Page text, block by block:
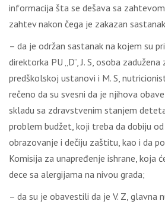
informacija šta se dešava sa
zahtev nakon čega je zakazan
– da je održan sastanak na kojem su
direktorka PU „D”, J. S, osoba
predškolskoj ustanovi i M. S,
rečeno da su svesni da je njihova
skladu sa zdravstvenim stanjem
problem budžet, koji treba da dobiju
obrazovanje i dečiju zaštitu, kao i da
Komisija za unapređenje ishrane, koja
dece sa alergijama na nivou grada;
– da su je obavestili da je V. Z, glavna